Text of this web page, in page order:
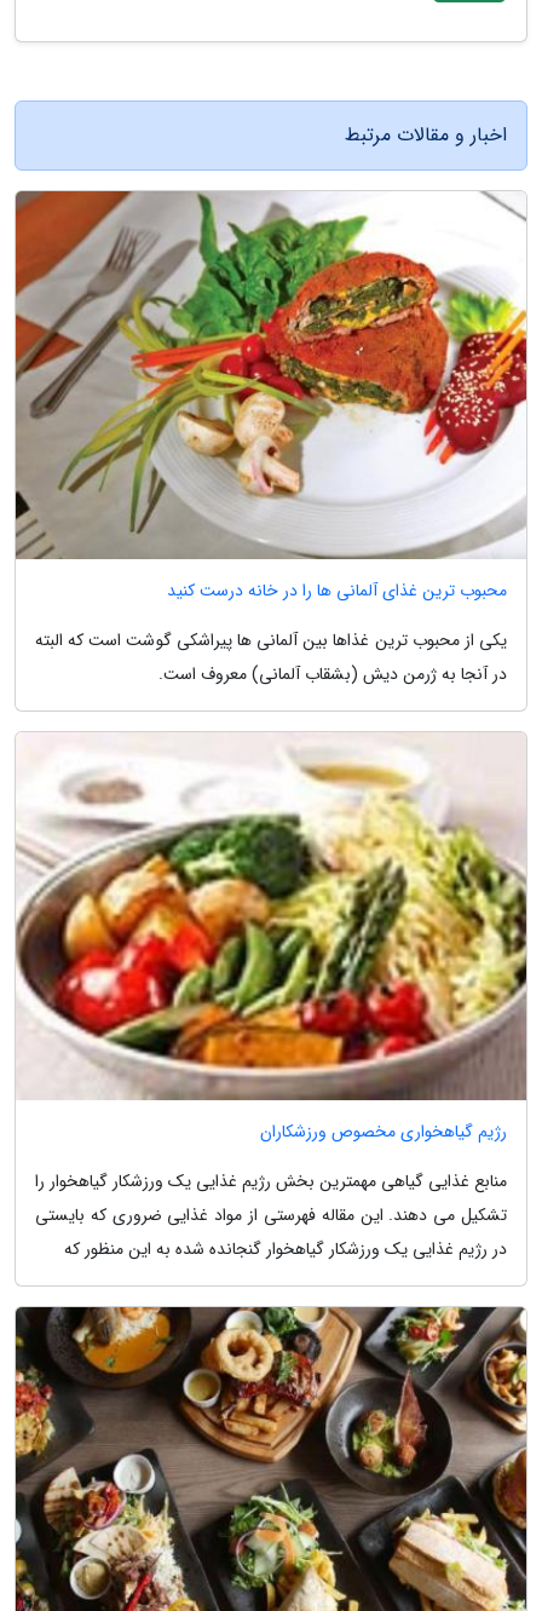
اخبار و مقالات مرتبط
محبوب ترین غذای آلمانی ها را در خانه درست کنید
یکی از محبوب ترین غذاها بین آلمانی ها پیراشکی گوشت است که البته
در آنجا به ژرمن دیش (بشقاب آلمانی) معروف است.
رژیم گیاهخواری مخصوص ورزشکاران
منابع غذایی گیاهی مهمترین بخش رژیم غذایی یک ورزشکار گیاهخوار را
تشکیل می دهند. این مقاله فهرستی از مواد غذایی ضروری که بایستی
در رژیم غذایی یک ورزشکار گیاهخوار گنجانده شده به این منظور که